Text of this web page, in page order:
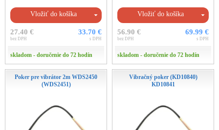
Vložiť do košíka
27.40 €
bez DPH
33.70 €
s DPH
skladom - doručenie do 72 hodín
Vložiť do košíka
56.90 €
bez DPH
69.99 €
s DPH
skladom - doručenie do 72 hodín
Poker pre vibrátor 2m WDS2450
(WDS2451)
Vibračný poker (KD10840)
KD10841